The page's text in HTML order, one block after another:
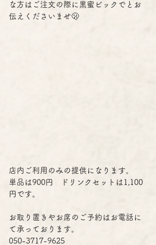
な方はご注文の際に黒蜜ビックでとお
伝えくださいませ🫢
店内ご利用のみの提供になります。
単品は900円　ドリンクセットは1,100
円です。
お取り置きやお席のご予約はお電話に
て承っております。
050-3717-9625